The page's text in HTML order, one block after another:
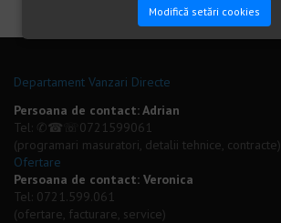
Modifică setări cookies
Departament Vanzari Directe
Persoana de contact: Adrian
Tel: ✆☎☏ 0721599061
(programari masuratori, detalii tehnice, contracte)
Ofertare
Persoana de contact: Veronica
Tel: 0721.599.061
(ofertare, facturare, service)